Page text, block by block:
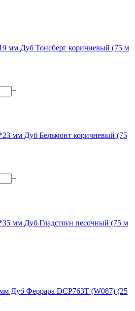
мм Дуб Тонсберг коричневый (75 м
+
мм Дуб Бельмонт коричневый (75
+
мм Дуб Гладстоун песочный (75 м
Дуб Феррара DCP763T (W087) (25